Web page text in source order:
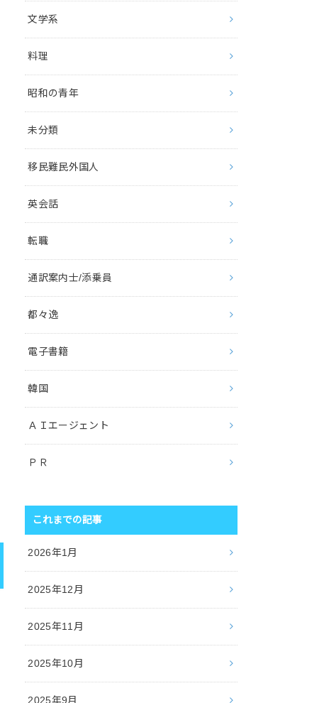
文学系
料理
昭和の青年
未分類
移民難民外国人
英会話
転職
通訳案内士/添乗員
都々逸
電子書籍
韓国
ＡＩエージェント
ＰＲ
これまでの記事
2026年1月
2025年12月
2025年11月
2025年10月
2025年9月